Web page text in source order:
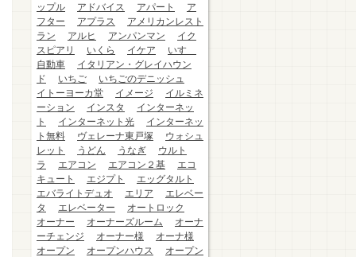
ップル
アドバイス アパート
ア
フター
アプラス
アメリカンレスト
ラン
アルヒ アンパンマン
イク
スピアリ
いくら イケア
いすゞ
自動車
イタリアン・グレイハウン
ド
いちご
いちごのデニッシュ
イトーヨーカ堂
イメージ
イルミネ
ーション
インスタ
インターネッ
ト
インターネット光
インターネッ
ト無料
ヴェレーナ東戸塚
ウォシュ
レット
うどん うなぎ
ウルト
ラ
エアコン エアコン２基
エコ
キュート
エジプト
エッグタルト
エバライトデュオ
エリア
エレベー
タ
エレベーター
オートロック
オーナー
オーナーズルーム
オーナ
ーチェンジ
オーナー様
オーナ様
オープン
オープンハウス
オープン